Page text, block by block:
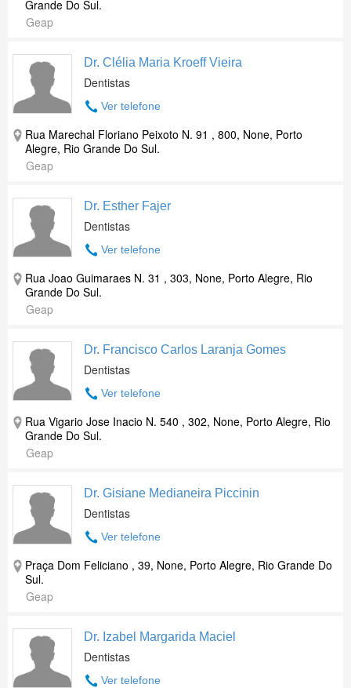
Grande Do Sul.
Geap
Dr. Clélia Maria Kroeff Vieira
Dentistas
Ver telefone
Rua Marechal Floriano Peixoto N. 91 , 800, None, Porto
Alegre, Rio Grande Do Sul.
Geap
Dr. Esther Fajer
Dentistas
Ver telefone
Rua Joao Guimaraes N. 31 , 303, None, Porto Alegre, Rio
Grande Do Sul.
Geap
Dr. Francisco Carlos Laranja Gomes
Dentistas
Ver telefone
Rua Vigario Jose Inacio N. 540 , 302, None, Porto Alegre, Rio
Grande Do Sul.
Geap
Dr. Gisiane Medianeira Piccinin
Dentistas
Ver telefone
Praça Dom Feliciano , 39, None, Porto Alegre, Rio Grande Do
Sul.
Geap
Dr. Izabel Margarida Maciel
Dentistas
Ver telefone